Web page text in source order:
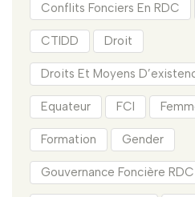
Conflits Fonciers En RDC
CTIDD Droit
Droits Et Moyens
Equateur FCI
Formation Gender
Gouvernance Foncière RDC